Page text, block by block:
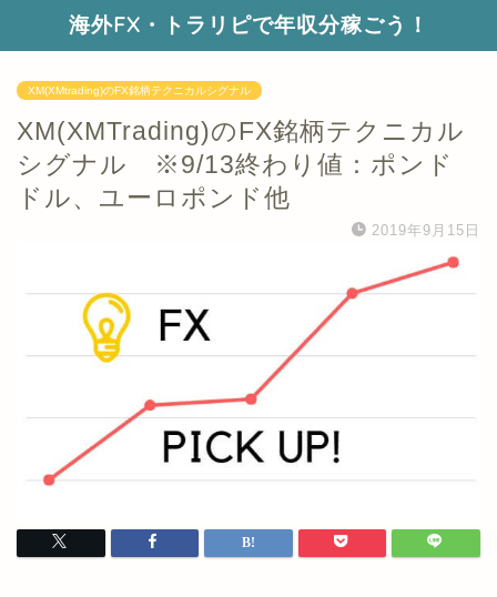
海外FX・トラリピで年収分稼ごう！
XM(XMtrading)のFX銘柄テクニカルシグナル
XM(XMTrading)のFX銘柄テクニカル
シグナル ※9/13終わり値：ポンド
ドル、ユーロポンド他
2019年9月15日